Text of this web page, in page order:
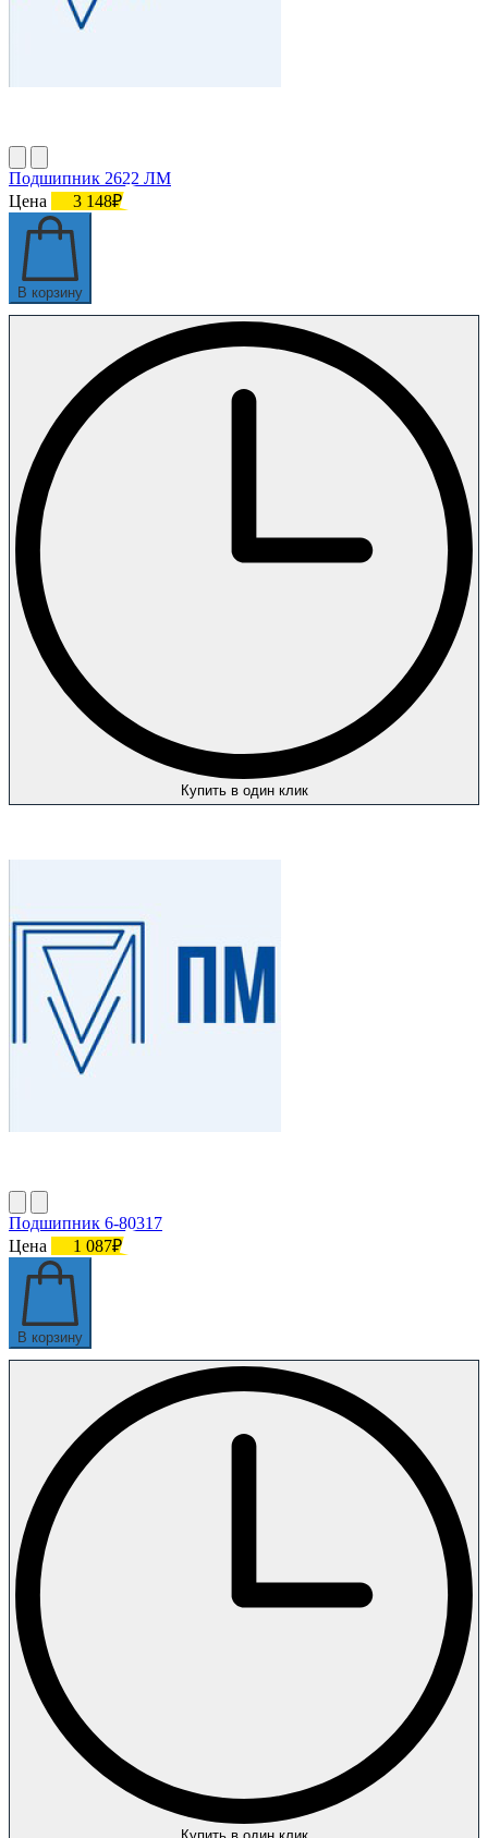
Подшипник 2622 ЛМ
Цена
3 148₽
В корзину
Купить в один клик
Подшипник 6-80317
Цена
1 087₽
В корзину